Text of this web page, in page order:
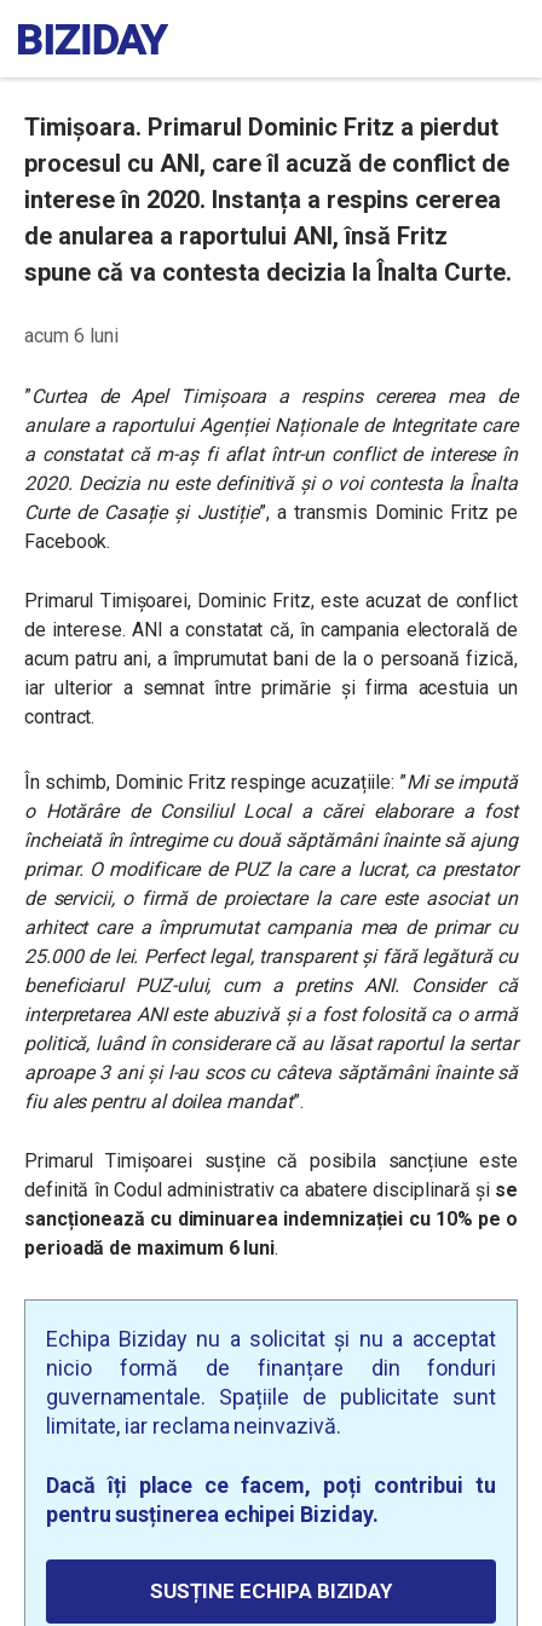
Timișoara. Primarul Dominic Fritz a pierdut
procesul cu ANI, care îl acuză de conflict de
interese în 2020. Instanța a respins cererea
de anularea a raportului ANI, însă Fritz
spune că va contesta decizia la Înalta Curte.
acum 6 luni
”Curtea de Apel Timișoara a respins cererea mea de
anulare a raportului Agenției Naționale de Integritate care
a constatat că m-aș fi aflat într-un conflict de interese în
2020. Decizia nu este definitivă și o voi contesta la Înalta
Curte de Casație și Justiție”, a transmis Dominic Fritz pe
Facebook.
Primarul Timișoarei, Dominic Fritz, este acuzat de conflict
de interese. ANI a constatat că, în campania electorală de
acum patru ani, a împrumutat bani de la o persoană fizică,
iar ulterior a semnat între primărie și firma acestuia un
contract.
În schimb, Dominic Fritz respinge acuzațiile: ”Mi se impută
o Hotărâre de Consiliul Local a cărei elaborare a fost
încheiată în întregime cu două săptămâni înainte să ajung
primar. O modificare de PUZ la care a lucrat, ca prestator
de servicii, o firmă de proiectare la care este asociat un
arhitect care a împrumutat campania mea de primar cu
25.000 de lei. Perfect legal, transparent și fără legătură cu
beneficiarul PUZ-ului, cum a pretins ANI. Consider că
interpretarea ANI este abuzivă și a fost folosită ca o armă
politică, luând în considerare că au lăsat raportul la sertar
aproape 3 ani și l-au scos cu câteva săptămâni înainte să
fiu ales pentru al doilea mandat”.
Primarul Timișoarei susține că posibila sancțiune este
definită în Codul administrativ ca abatere disciplinară și se
sancționează cu diminuarea indemnizației cu 10% pe o
perioadă de maximum 6 luni.
Echipa Biziday nu a solicitat și nu a acceptat
nicio formă de finanțare din fonduri
guvernamentale. Spațiile de publicitate sunt
limitate, iar reclama neinvazivă.
Dacă îți place ce facem, poți contribui tu
pentru susținerea echipei Biziday.
SUSȚINE ECHIPA BIZIDAY